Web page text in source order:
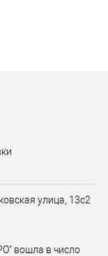
улица, 13с2
вошла в число